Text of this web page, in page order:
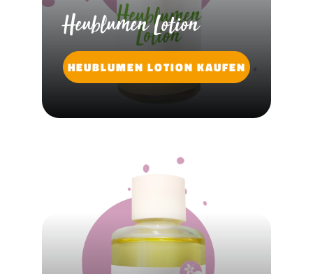
Heublumen Lotion
HEUBLUMEN LOTION KAUFEN